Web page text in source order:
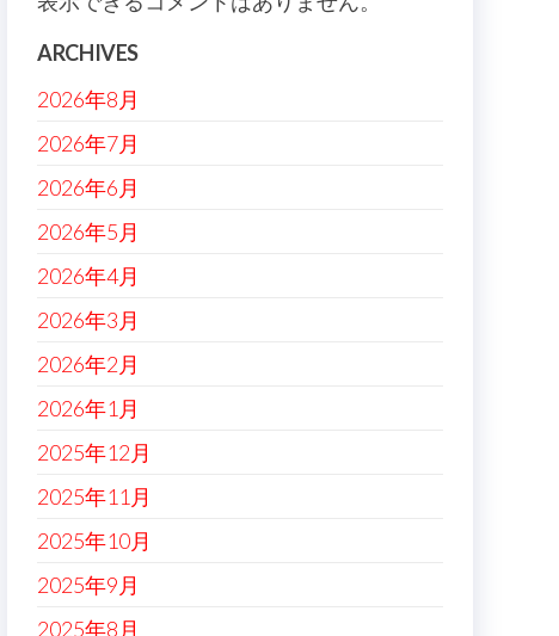
ARCHIVES
2026年8月
2026年7月
2026年6月
2026年5月
2026年4月
2026年3月
2026年2月
2026年1月
2025年12月
2025年11月
2025年10月
2025年9月
2025年8月